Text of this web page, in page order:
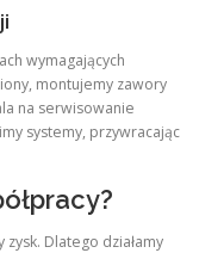
wymagających
montujemy zawory
na serwisowanie
systemy, przywracając
Dlatego działamy